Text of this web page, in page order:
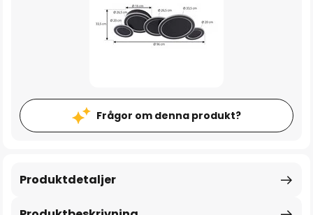
Frågor om denna produkt?
Produktdetaljer